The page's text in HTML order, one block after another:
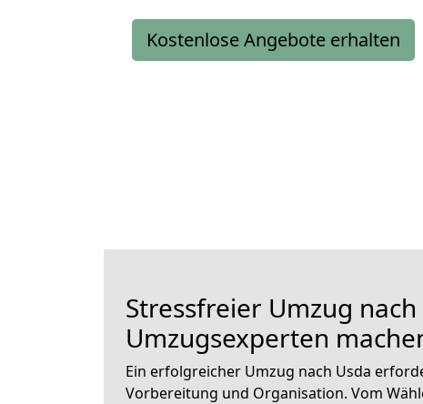
Kostenlose Angebote erhalten
Stressfreier Umzug nach
Umzugsexperten
Ein erfolgreicher Umzug nach Usda
Vorbereitung und Organisation. Vom